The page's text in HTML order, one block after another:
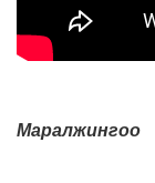
Маралжингоо